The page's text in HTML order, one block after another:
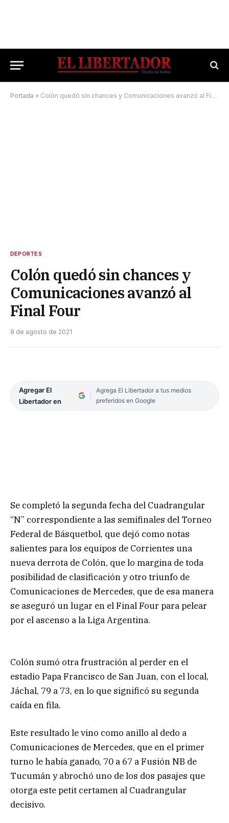
Portada » Colón quedó sin chances y Comunicaciones avanzó al Final Four
DEPORTES
Colón quedó sin chances y
Comunicaciones avanzó al
Final Four
8 de agosto de 2021
Agregar El
Libertador en
Agrega El Libertador a tus medios
preferidos en Google
Se completó la segunda fecha del Cuadrangular
“N” correspondiente a las semifinales del Torneo
Federal de Básquetbol, que dejó como notas
salientes para los equipos de Corrientes una
nueva derrota de Colón, que lo margina de toda
posibilidad de clasificación y otro triunfo de
Comunicaciones de Mercedes, que de esa manera
se aseguró un lugar en el Final Four para pelear
por el ascenso a la Liga Argentina.
Colón sumó otra frustración al perder en el
estadio Papa Francisco de San Juan, con el local,
Jáchal, 79 a 73, en lo que significó su segunda
caída en fila.
Este resultado le vino como anillo al dedo a
Comunicaciones de Mercedes, que en el primer
turno le había ganado, 70 a 67 a Fusión NB de
Tucumán y abrochó uno de los dos pasajes que
otorga este petit certamen al Cuadrangular
decisivo.